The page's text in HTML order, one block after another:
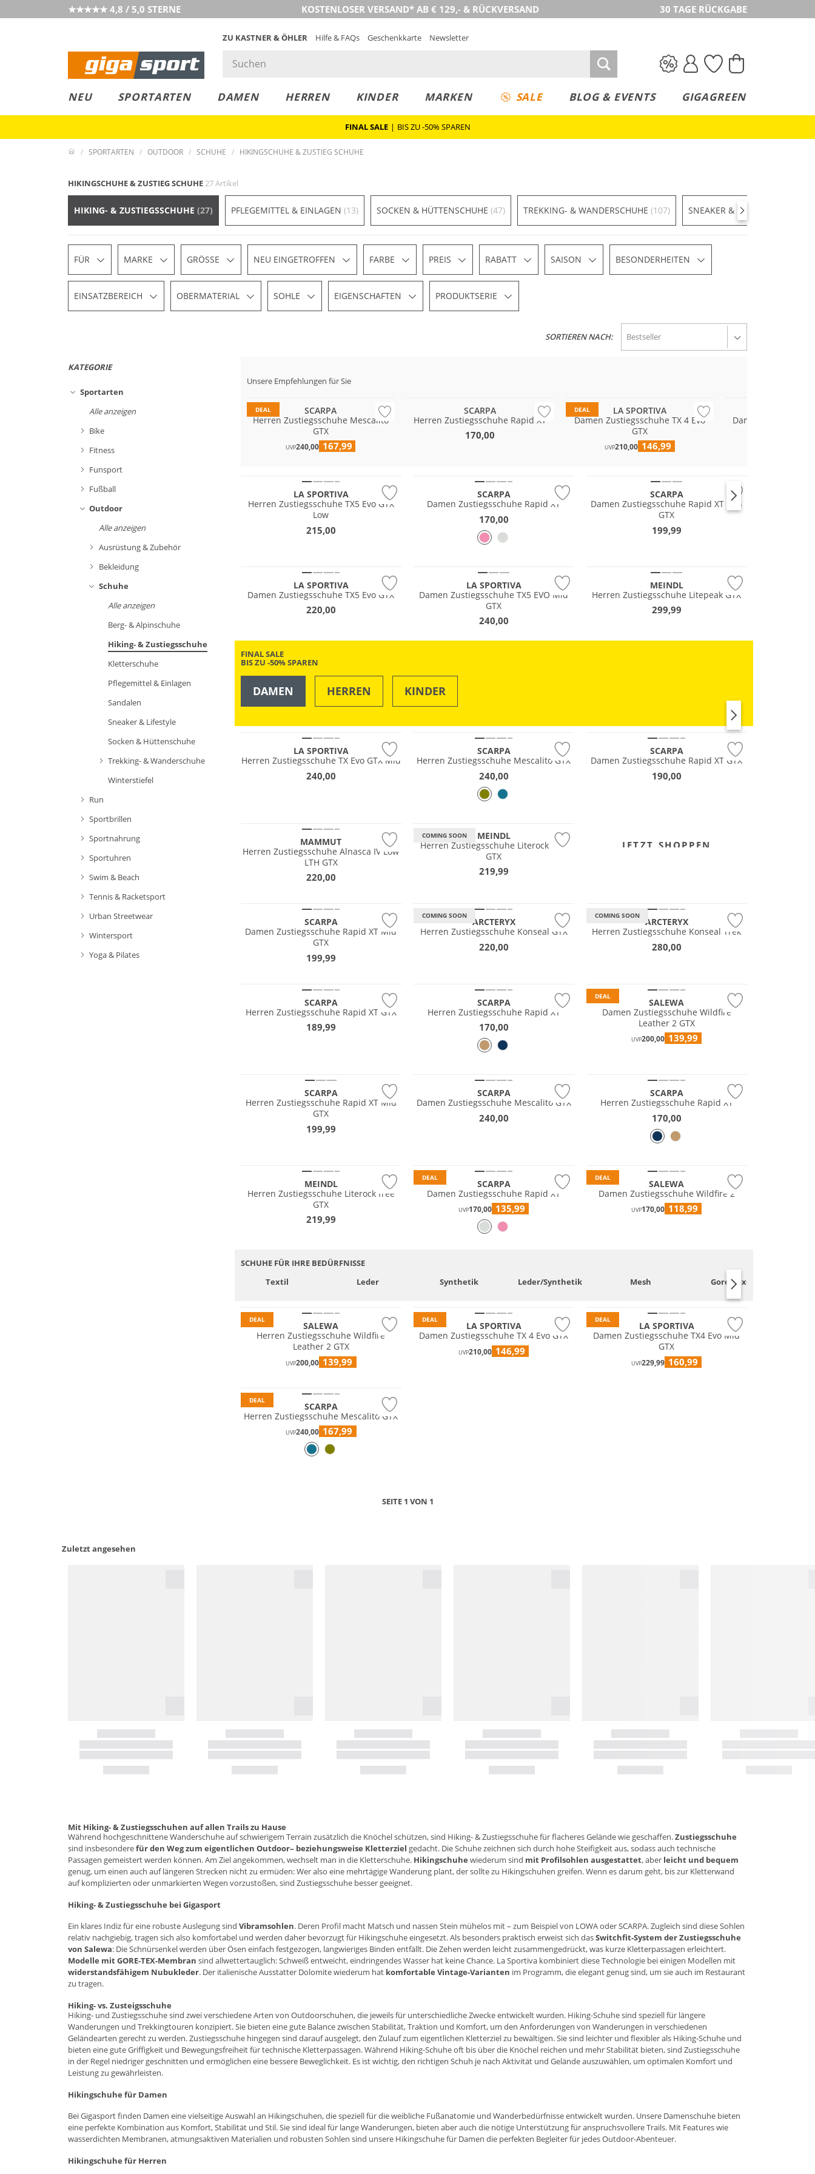
★★★★★ 4,8 / 5,0 STERNE KOSTENLOSER VERSAND* AB € 129,- & RÜCKVERSAND 30 TAGE RÜCKGABE
ZU KASTNER & ÖHLER Hilfe & FAQs Geschenkkarte Newsletter
NEU SPORTARTEN DAMEN HERREN KINDER MARKEN SALE BLOG & EVENTS GIGAGREEN
FINAL SALE | BIS ZU -50% SPAREN
SPORTARTEN OUTDOOR SCHUHE HIKINGSCHUHE & ZUSTIEG SCHUHE
HIKINGSCHUHE & ZUSTIEG SCHUHE27 Artikel
HIKING- & ZUSTIEGSSCHUHE (27) PFLEGEMITTEL & EINLAGEN (13) SOCKEN & HÜTTENSCHUHE (47) TREKKING- & WANDERSCHUHE (107) SNEAKER & LIFESTYLE
FÜR MARKE GRÖSSE NEU EINGETROFFEN FARBE PREIS RABATT SAISON BESONDERHEITEN
EINSATZBEREICH OBERMATERIAL SOHLE EIGENSCHAFTEN PRODUKTSERIE
SORTIEREN NACH:
KATEGORIE
Sportarten
Alle anzeigen
Bike
Fitness
Funsport
Fußball
Outdoor
Alle anzeigen
Ausrüstung & Zubehör
Bekleidung
Schuhe
Alle anzeigen
Berg- & Alpinschuhe
Hiking- & Zustiegsschuhe
Kletterschuhe
Pflegemittel & Einlagen
Sandalen
Sneaker & Lifestyle
Socken & Hüttenschuhe
Trekking- & Wanderschuhe
Winterstiefel
Run
Sportbrillen
Sportnahrung
Sportuhren
Swim & Beach
Tennis & Racketsport
Urban Streetwear
Wintersport
Yoga & Pilates
Unsere Empfehlungen für Sie
DEAL
GORE-TEX
SCARPA
Herren Zustiegsschuhe Mescalito
GTX
UVP240,00 167,99
SCARPA
Herren Zustiegsschuhe Rapid XT
170,00
DEAL
LA SPORTIVA
Damen Zustiegsschuhe TX 4 Evo
GTX
UVP210,00 146,99
Damen
LA SPORTIVA
Herren Zustiegsschuhe TX5 Evo GTX
Low
215,00
SCARPA
Damen Zustiegsschuhe Rapid XT
170,00
SCARPA
Damen Zustiegsschuhe Rapid XT Mid
GTX
199,99
LA SPORTIVA
Damen Zustiegsschuhe TX5 Evo GTX
220,00
LA SPORTIVA
Damen Zustiegsschuhe TX5 EVO Mid
GTX
240,00
MEINDL
Herren Zustiegsschuhe Litepeak GTX
299,99
FINAL SALE
BIS ZU -50% SPAREN
DAMEN HERREN KINDER
LA SPORTIVA
Herren Zustiegsschuhe TX Evo GTX Mid
240,00
SCARPA
Herren Zustiegsschuhe Mescalito GTX
240,00
SCARPA
Damen Zustiegsschuhe Rapid XT GTX
190,00
MAMMUT
Herren Zustiegsschuhe Alnasca IV Low
LTH GTX
220,00
COMING SOON
MEINDL
Herren Zustiegsschuhe Literock free
GTX
219,99
JETZT SHOPPEN
SCARPA
Damen Zustiegsschuhe Rapid XT Mid
GTX
199,99
COMING SOON
ARCTERYX
Herren Zustiegsschuhe Konseal GTX
220,00
COMING SOON
ARCTERYX
Herren Zustiegsschuhe Konseal Trek
280,00
Wasserfest
SCARPA
Herren Zustiegsschuhe Rapid XT GTX
189,99
SCARPA
Herren Zustiegsschuhe Rapid XT
170,00
DEAL
SALEWA
Damen Zustiegsschuhe Wildfire
Leather 2 GTX
UVP200,00 139,99
SCARPA
Herren Zustiegsschuhe Rapid XT Mid
GTX
199,99
SCARPA
Damen Zustiegsschuhe Mescalito GTX
240,00
SCARPA
Herren Zustiegsschuhe Rapid XT
170,00
MEINDL
Herren Zustiegsschuhe Literock free
GTX
219,99
DEAL
SCARPA
Damen Zustiegsschuhe Rapid XT
UVP170,00 135,99
DEAL
SALEWA
Damen Zustiegsschuhe Wildfire 2
UVP170,00 118,99
SCHUHE FÜR IHRE BEDÜRFNISSE
Textil
Leder Synthetik Leder/Synthetik Mesh Gore-Tex®
DEAL
SALEWA
Herren Zustiegsschuhe Wildfire
Leather 2 GTX
UVP200,00 139,99
DEAL
Wasserfest
LA SPORTIVA
Damen Zustiegsschuhe TX 4 Evo GTX
UVP210,00 146,99
DEAL
LA SPORTIVA
Damen Zustiegsschuhe TX4 Evo Mid
GTX
UVP229,99 160,99
DEAL
SCARPA
Herren Zustiegsschuhe Mescalito GTX
UVP240,00 167,99
SEITE 1 VON 1
Zuletzt angesehen
Mit Hiking- & Zustiegsschuhen auf allen Trails zu Hause
Während hochgeschnitteneWanderschuheauf schwierigem Terrain zusätzlich die Knöchel schützen, sind Hiking- & Zustiegsschuhe für flacheres Gelände wie geschaffen.Zustiegsschuhe
sind insbesonderefür den Weg zum eigentlichen Outdoor– beziehungsweise Kletterziel gedacht. Die Schuhe zeichnen sich durch hohe Steifigkeit aus, sodass auch technische
Passagen gemeistert werden können. Am Ziel angekommen, wechselt man in die Kletterschuhe. Hikingschuhe wiederum sind mit Profilsohlen ausgestattet, aber leicht und bequem
genug, um einen auch auf längeren Strecken nicht zu ermüden: Wer also eine mehrtägige Wanderung plant, der sollte zu Hikingschuhen greifen. Wenn es darum geht, bis zur Kletterwand
auf komplizierten oder unmarkierten Wegen vorzustoßen, sind Zustiegsschuhe besser geeignet.
Hiking- & Zustiegsschuhe bei Gigasport
Ein klares Indiz für eine robuste Auslegung sind Vibramsohlen. Deren Profil macht Matsch und nassen Stein mühelos mit – zum Beispiel von LOWAoderSCARPA. Zugleich sind diese Sohlen
relativ nachgiebig, tragen sich also komfortabel und werden daher bevorzugt für Hikingschuhe eingesetzt. Als besonders praktisch erweist sich dasSwitchfit-System der Zustiegsschuhe
von Salewa: Die Schnürsenkel werden über Ösen einfach festgezogen, langwieriges Binden entfällt. Die Zehen werden leicht zusammengedrückt, was kurze Kletterpassagen erleichtert.
Modelle mit GORE-TEX-Membran sind allwettertauglich: Schweiß entweicht, eindringendes Wasser hat keine Chance. La Sportiva kombiniert diese Technologie bei einigen Modellen mit
widerstandsfähigem Nubukleder. Der italienische Ausstatter Dolomite wiederum hat komfortable Vintage-Varianten im Programm, die elegant genug sind, um sie auch im Restaurant
zu tragen.
Hiking- vs. Zusteigsschuhe
Hiking- und Zustiegsschuhe sind zwei verschiedene Arten von Outdoorschuhen, die jeweils für unterschiedliche Zwecke entwickelt wurden. Hiking-Schuhe sind speziell für längere
Wanderungen und Trekkingtouren konzipiert. Sie bieten eine gute Balance zwischen Stabilität, Traktion und Komfort, um den Anforderungen von Wanderungen in verschiedenen
Geländearten gerecht zu werden. Zustiegsschuhe hingegen sind darauf ausgelegt, den Zulauf zum eigentlichen Kletterziel zu bewältigen. Sie sind leichter und flexibler als Hiking-Schuhe und
bieten eine gute Griffigkeit und Bewegungsfreiheit für technische Kletterpassagen. Während Hiking-Schuhe oft bis über die Knöchel reichen und mehr Stabilität bieten, sind Zustiegsschuhe
in der Regel niedriger geschnitten und ermöglichen eine bessere Beweglichkeit. Es ist wichtig, den richtigen Schuh je nach Aktivität und Gelände auszuwählen, um optimalen Komfort und
Leistung zu gewährleisten.
Hikingschuhe für Damen
Bei Gigasport finden Damen eine vielseitige Auswahl an Hikingschuhen, die speziell für die weibliche Fußanatomie und Wanderbedürfnisse entwickelt wurden. Unsere Damenschuhe bieten
eine perfekte Kombination aus Komfort, Stabilität und Stil. Sie sind ideal für lange Wanderungen, bieten aber auch die nötige Unterstützung für anspruchsvollere Trails. Mit Features wie
wasserdichten Membranen, atmungsaktiven Materialien und robusten Sohlen sind unsere Hikingschuhe für Damen die perfekten Begleiter für jedes Outdoor-Abenteuer.
Hikingschuhe für Herren